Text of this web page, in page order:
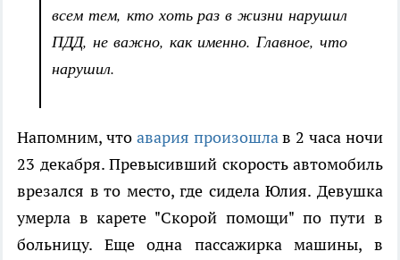
всем тем, кто хоть раз в жизни нарушил
ПДД, не важно, как именно. Главное, что
нарушил.
Напомним, что авария произошлав 2 часа ночи
23 декабря. Превысивший скорость автомобиль
врезался в то место, где сидела Юлия. Девушка
умерла в карете "Скорой помощи" по пути в
больницу. Еще одна пассажирка машины, в